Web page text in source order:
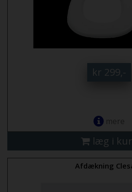
kr 299,-
mere
læg i
Afdækning